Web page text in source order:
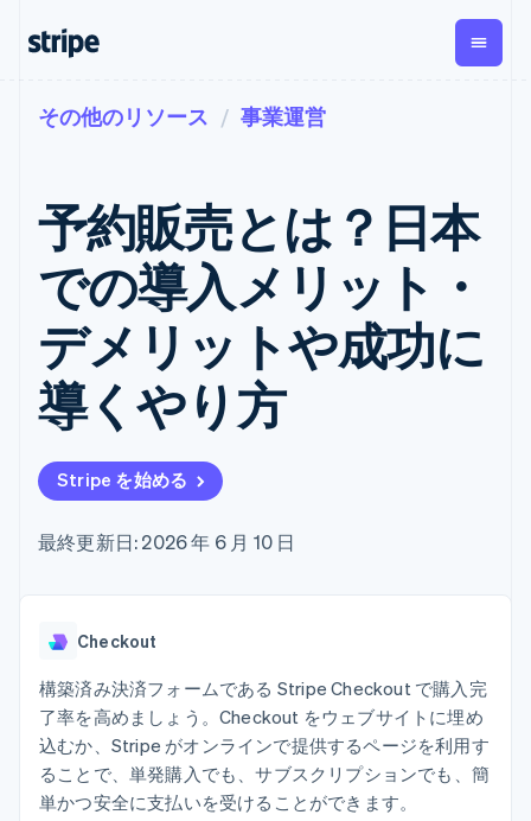
支払い
オンライン決
済
Managed
Payments
マーチャント
オブレコード
ソリューショ
ン
Payment links
コーディング
不要の決済ペ
ージ
Checkout
UI
Elements
ポーネント
決済手段
済手段を利用
対面支払い
Boost
決済成功率の
最適化
Link
スピーディー
な決済
収益
経常収益
Metronome
従量課金
サブスクリ
プション
サブスクリ
プションの
管理
Invoicing
1 回限りまた
は継続
消費税と
VAT の自動
Recognition
自動化
ポート
Data
データの同
期
Global
Payouts
第三者
への入
金
イス
プラッ
決済の
企業規模別
ユースケース別
エージェンティックコマ
ース
E コマース / ECサイト
埋込型金融
請求・財務関連
アプリ内決済
マーケットプレイス
資金管理
SaaS
AI 企業
クリエイターエコノミ―
ゲーム
ホスピタリティ、旅行、
レジャー
保険
ドキュメント
ライブラリと SDK
Stripe Apps
ガイド
オンライン決済を受け付
け
構築済みの決済を実装
マーケットプレイスを構
築する
サブスクリプションを管
従量課金請求を提供
のカードを発行
リソース
アプリへの導入
学ぶ
ガイド
サポート
サポートに問い合わせる
管理サポートプラン
プロフェッショナルサー
ビス
お問い合わせ
営業にお問い合わせ
その他のリソース 事業運営
予約販売とは？日本
での導入メリット・
デメリットや成功に
導くやり方
Stripe を始める
最終更新日: 2026 年 6 月 10 日
Checkout
構築済み決済フォームである Stripe Checkout で購入完
了率を高めましょう。Checkout をウェブサイトに埋め
込むか、Stripe がオンラインで提供するページを利用す
ることで、単発購入でも、サブスクリプションでも、簡
単かつ安全に支払いを受けることができます。